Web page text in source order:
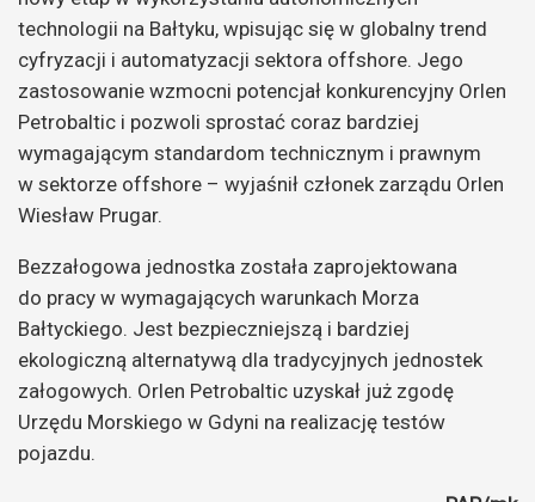
technologii na Bałtyku, wpisując się w globalny trend
cyfryzacji i automatyzacji sektora offshore. Jego
zastosowanie wzmocni potencjał konkurencyjny Orlen
Petrobaltic i pozwoli sprostać coraz bardziej
wymagającym standardom technicznym i prawnym
w sektorze offshore – wyjaśnił członek zarządu Orlen
Wiesław Prugar.
Bezzałogowa jednostka została zaprojektowana
do pracy w wymagających warunkach Morza
Bałtyckiego. Jest bezpieczniejszą i bardziej
ekologiczną alternatywą dla tradycyjnych jednostek
załogowych. Orlen Petrobaltic uzyskał już zgodę
Urzędu Morskiego w Gdyni na realizację testów
pojazdu.